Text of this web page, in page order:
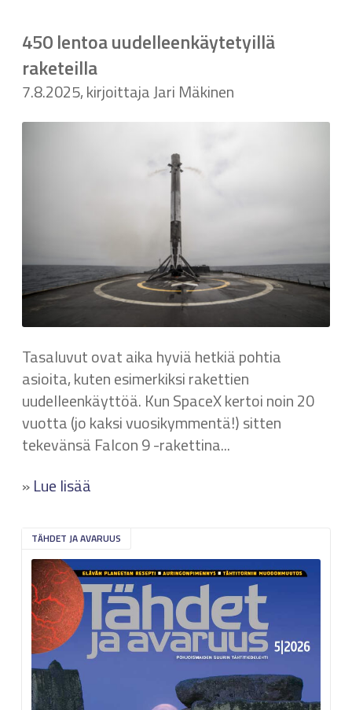
450 lentoa uudelleenkäytetyillä
raketeilla
7.8.2025, kirjoittaja Jari Mäkinen
Tasaluvut ovat aika hyviä hetkiä pohtia
asioita, kuten esimerkiksi rakettien
uudelleenkäyttöä. Kun SpaceX kertoi noin 20
vuotta (jo kaksi vuosikymmentä!) sitten
tekevänsä Falcon 9 -rakettina...
»Lue lisää
TÄHDET JA AVARUUS